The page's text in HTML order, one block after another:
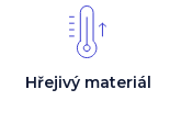
Hřejivý materiál